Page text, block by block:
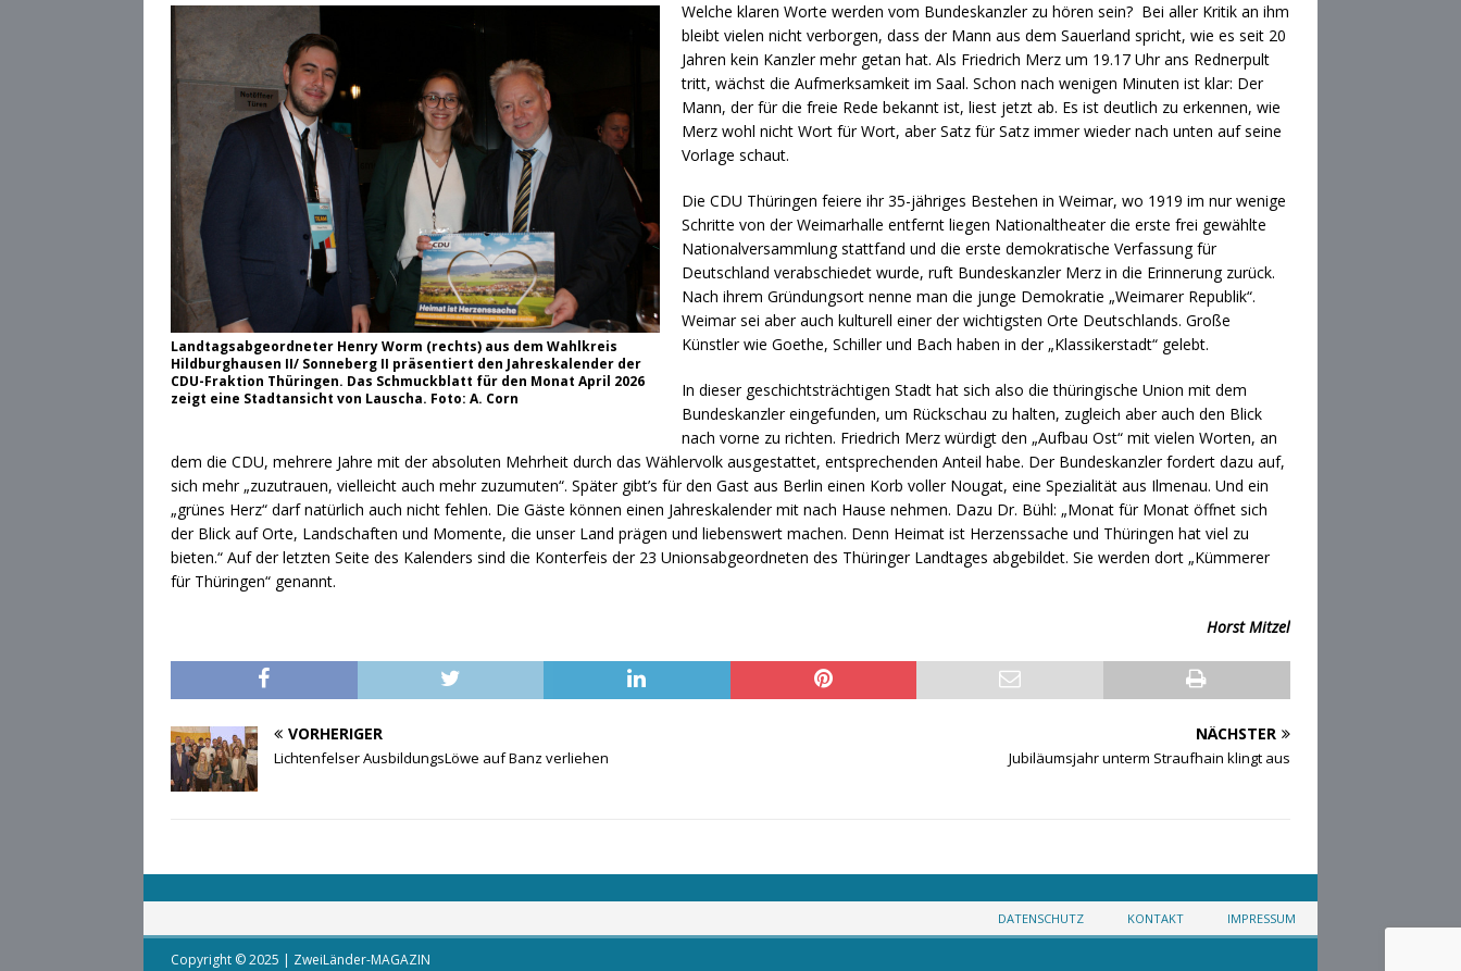
Landtagsabgeordneter Henry Worm (rechts) aus dem Wahlkreis
Hildburghausen II/ Sonneberg II präsentiert den Jahreskalender der
CDU-Fraktion Thüringen. Das Schmuckblatt für den Monat April 2026
zeigt eine Stadtansicht von Lauscha. Foto: A. Corn
Welche klaren Worte werden vom Bundeskanzler zu hören sein? Bei aller Kritik an ihm
bleibt vielen nicht verborgen, dass der Mann aus dem Sauerland spricht, wie es seit 20
Jahren kein Kanzler mehr getan hat. Als Friedrich Merz um 19.17 Uhr ans Rednerpult
tritt, wächst die Aufmerksamkeit im Saal. Schon nach wenigen Minuten ist klar: Der
Mann, der für die freie Rede bekannt ist, liest jetzt ab. Es ist deutlich zu erkennen, wie
Merz wohl nicht Wort für Wort, aber Satz für Satz immer wieder nach unten auf seine
Vorlage schaut.
Die CDU Thüringen feiere ihr 35-jähriges Bestehen in Weimar, wo 1919 im nur wenige
Schritte von der Weimarhalle entfernt liegen Nationaltheater die erste frei gewählte
Nationalversammlung stattfand und die erste demokratische Verfassung für
Deutschland verabschiedet wurde, ruft Bundeskanzler Merz in die Erinnerung zurück.
Nach ihrem Gründungsort nenne man die junge Demokratie „Weimarer Republik“.
Weimar sei aber auch kulturell einer der wichtigsten Orte Deutschlands. Große
Künstler wie Goethe, Schiller und Bach haben in der „Klassikerstadt“ gelebt.
In dieser geschichtsträchtigen Stadt hat sich also die thüringische Union mit dem
Bundeskanzler eingefunden, um Rückschau zu halten, zugleich aber auch den Blick
nach vorne zu richten. Friedrich Merz würdigt den „Aufbau Ost“ mit vielen Worten, an
dem die CDU, mehrere Jahre mit der absoluten Mehrheit durch das Wählervolk ausgestattet, entsprechenden Anteil habe. Der Bundeskanzler fordert dazu auf,
sich mehr „zuzutrauen, vielleicht auch mehr zuzumuten“. Später gibt’s für den Gast aus Berlin einen Korb voller Nougat, eine Spezialität aus Ilmenau. Und ein
„grünes Herz“ darf natürlich auch nicht fehlen. Die Gäste können einen Jahreskalender mit nach Hause nehmen. Dazu Dr. Bühl: „Monat für Monat öffnet sich
der Blick auf Orte, Landschaften und Momente, die unser Land prägen und liebenswert machen. Denn Heimat ist Herzenssache und Thüringen hat viel zu
bieten.“ Auf der letzten Seite des Kalenders sind die Konterfeis der 23 Unionsabgeordneten des Thüringer Landtages abgebildet. Sie werden dort „Kümmerer
für Thüringen“ genannt.
Horst Mitzel
VORHERIGER
Lichtenfelser AusbildungsLöwe auf Banz verliehen
NÄCHSTER
Jubiläumsjahr unterm Straufhain klingt aus
DATENSCHUTZ KONTAKT IMPRESSUM
Copyright © 2025 | ZweiLänder-MAGAZIN